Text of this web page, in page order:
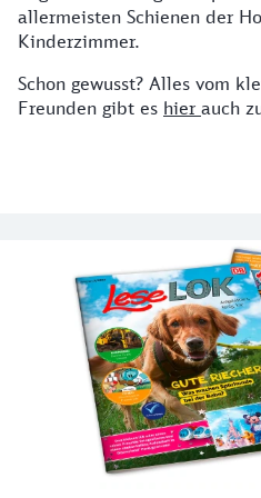
allermeisten Schienen der
Kinderzimmer.
Schon gewusst? Alles vom
Freunden gibt es hier auch
Unterhaltung für die